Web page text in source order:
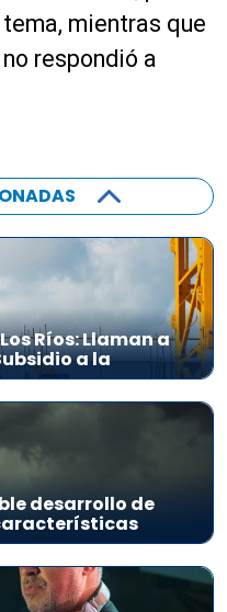
mientras que
respondió a
Ríos: Llaman a
a la
desarrollo de